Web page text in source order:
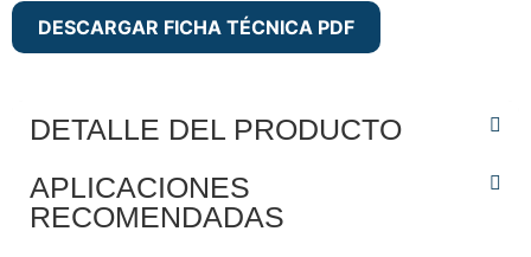
DESCARGAR FICHA TÉCNICA PDF
DETALLE DEL PRODUCTO
APLICACIONES
RECOMENDADAS